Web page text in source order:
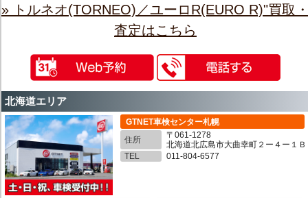
» トルネオ(TORNEO)／ユーロR(EURO R)"買取
査定はこちら
北海道エリア
GTNET車検センター札幌
住所
〒061-1278
北海道北広島市大曲幸町２ー４ー１Ｂ
TEL
011-804-6577